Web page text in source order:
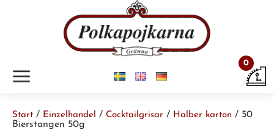
m 0
Start / Einzelhandel / Cocktailgrisar / Halber karton / 50
Bierstangen 50g